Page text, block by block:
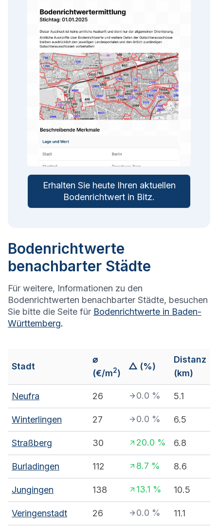
Erhalten Sie heute Ihren aktuellen
Bodenrichtwert in Bitz.
Bodenrichtwerte
benachbarter Städte
Für weitere, Informationen zu den
Bodenrichtwerten benachbarter Städte, besuchen
Sie bitte die Seite für Bodenrichtwerte in Baden-
Württemberg.
Stadt
⌀
(€/m2)
△ (%)
Distanz
(km)
Neufra 26 0.0 % 5.1
Winterlingen 27 0.0 % 6.5
Straßberg 30 20.0 % 6.8
Burladingen 112 8.7 % 8.6
Jungingen 138 13.1 % 10.5
Veringenstadt 26 0.0 % 11.1